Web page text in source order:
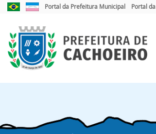
Link
externo
Portal
Brasil
Link
externo
Portal
do
Governo
do
Estado
do
Portal da Prefeitura Municipal Portal